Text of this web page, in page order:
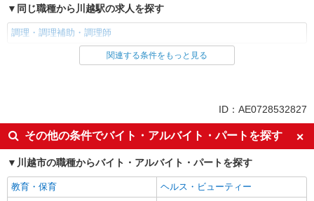
同じ職種から川越駅の求人を探す
調理・調理補助・調理師
同じ雇用形態から川越駅の求人を探す
朝
昼
夕方
夜
車通勤OK
バイク通勤OK
社宅・寮あり
入社日応相談
関連する条件をもっと見る
ID：AE0728532827
その他の条件でバイト・アルバイト・パートを探す
川越市の職種からバイト・アルバイト・パートを探す
教育・保育
ヘルス・ビューティー